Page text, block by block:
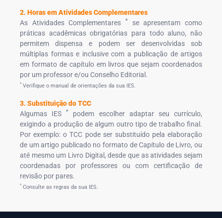
2. Horas em Atividades Complementares
As Atividades Complementares
*
se apresentam como
práticas acadêmicas obrigatórias para todo aluno, não
permitem dispensa e podem ser desenvolvidas sob
múltiplas formas e inclusive com a publicação de artigos
em formato de capítulo em livros que sejam coordenados
por um professor e/ou Conselho Editorial.
* Verifique o manual de orientações da sua IES.
3. Substituição do TCC
Algumas IES*
podem escolher adaptar seu currículo,
exigindo a produção de algum outro tipo de trabalho final.
Por exemplo: o TCC pode ser substituído pela elaboração
de um artigo publicado no formato de Capítulo de Livro, ou
até mesmo um Livro Digital, desde que as atividades sejam
coordenadas por professores ou com certificação de
revisão por pares.
* Consulte as regras da sua IES.